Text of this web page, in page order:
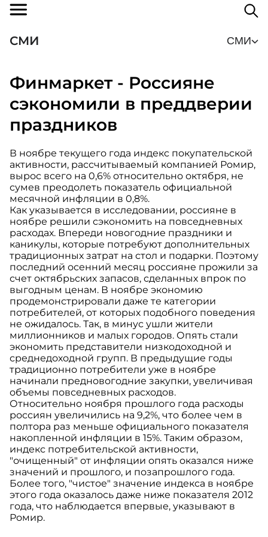
СМИ СМИ
Финмаркет - Россияне
сэкономили в преддверии
праздников
В ноябре текущего года индекс покупательской
активности, рассчитываемый компанией Ромир,
вырос всего на 0,6% относительно октября, не
сумев преодолеть показатель официальной
месячной инфляции в 0,8%.
Как указывается в исследовании, россияне в
ноябре решили сэкономить на повседневных
расходах. Впереди новогодние праздники и
каникулы, которые потребуют дополнительных
традиционных затрат на стол и подарки. Поэтому
последний осенний месяц россияне прожили за
счет октябрьских запасов, сделанных впрок по
выгодным ценам. В ноябре экономию
продемонстрировали даже те категории
потребителей, от которых подобного поведения
не ожидалось. Так, в минус ушли жители
миллионников и малых городов. Опять стали
экономить представители низкодоходной и
среднедоходной групп. В предыдущие годы
традиционно потребители уже в ноябре
начинали предновогодние закупки, увеличивая
объемы повседневных расходов.
Относительно ноября прошлого года расходы
россиян увеличились на 9,2%, что более чем в
полтора раз меньше официального показателя
накопленной инфляции в 15%. Таким образом,
индекс потребительской активности,
"очищенный" от инфляции опять оказался ниже
значений и прошлого, и позапрошлого года.
Более того, "чистое" значение индекса в ноябре
этого года оказалось даже ниже показателя 2012
года, что наблюдается впервые, указывают в
Ромир.